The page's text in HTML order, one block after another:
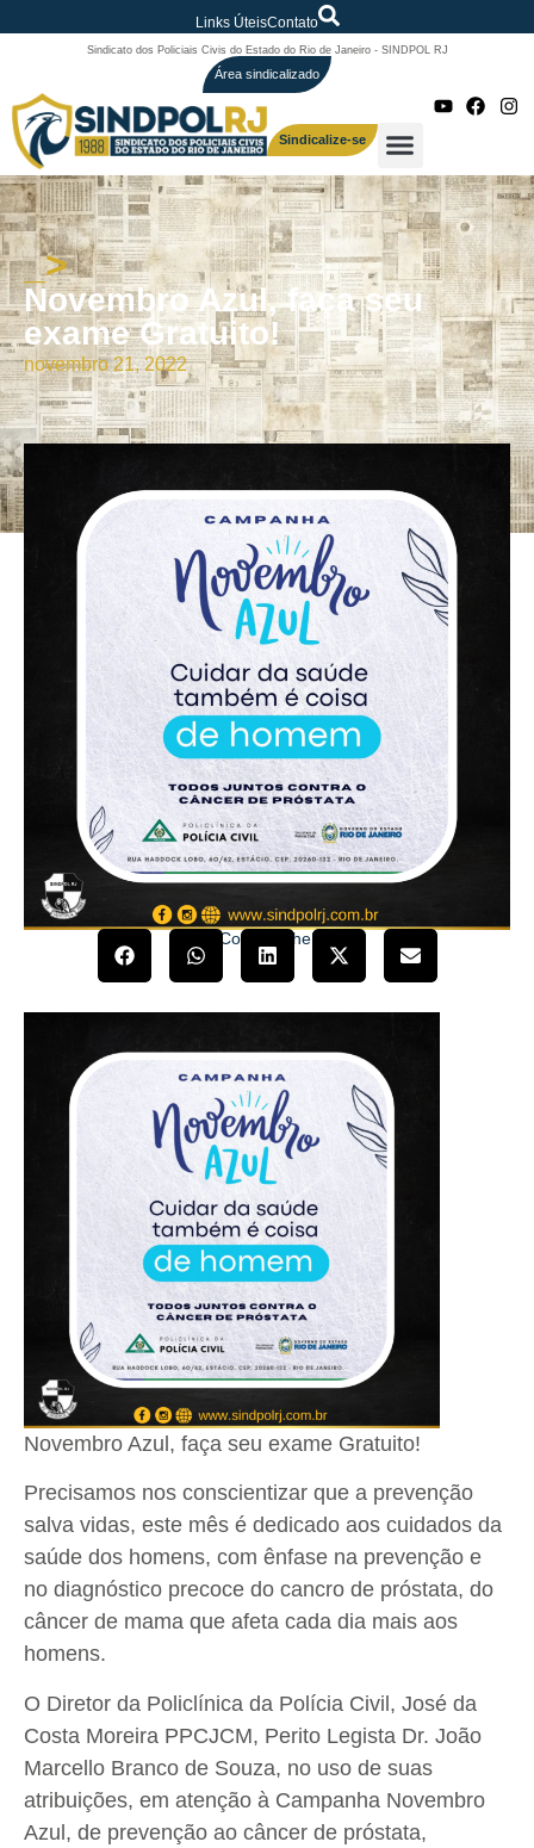
Links ÚteisContato
Sindicato dos Policiais Civis do Estado do Rio de Janeiro - SINDPOL RJ
Área sindicalizado
Sindicalize-se
_>
Novembro Azul, faça seu
exame Gratuito!
novembro 21, 2022
Compartilhe!
Novembro Azul, faça seu exame Gratuito!
Precisamos nos conscientizar que a prevenção
salva vidas, este mês é dedicado aos cuidados da
saúde dos homens, com ênfase na prevenção e
no diagnóstico precoce do cancro de próstata, do
câncer de mama que afeta cada dia mais aos
homens.
O Diretor da Policlínica da Polícia Civil, José da
Costa Moreira PPCJCM, Perito Legista Dr. João
Marcello Branco de Souza, no uso de suas
atribuições, em atenção à Campanha Novembro
Azul, de prevenção ao câncer de próstata,